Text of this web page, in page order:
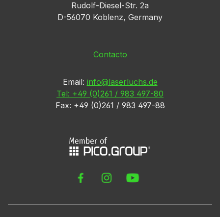
Rudolf-Diesel-Str. 2a
D-56070 Koblenz, Germany
Contacto
Email: info@laserluchs.de
Tel: +49 (0)261 / 983 497-80
Fax: +49 (0)261 / 983 497-88